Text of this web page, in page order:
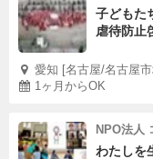
子どもた
虐待防止
愛知 [名古屋/名古屋
1ヶ月からOK
NPO法人
わたしを